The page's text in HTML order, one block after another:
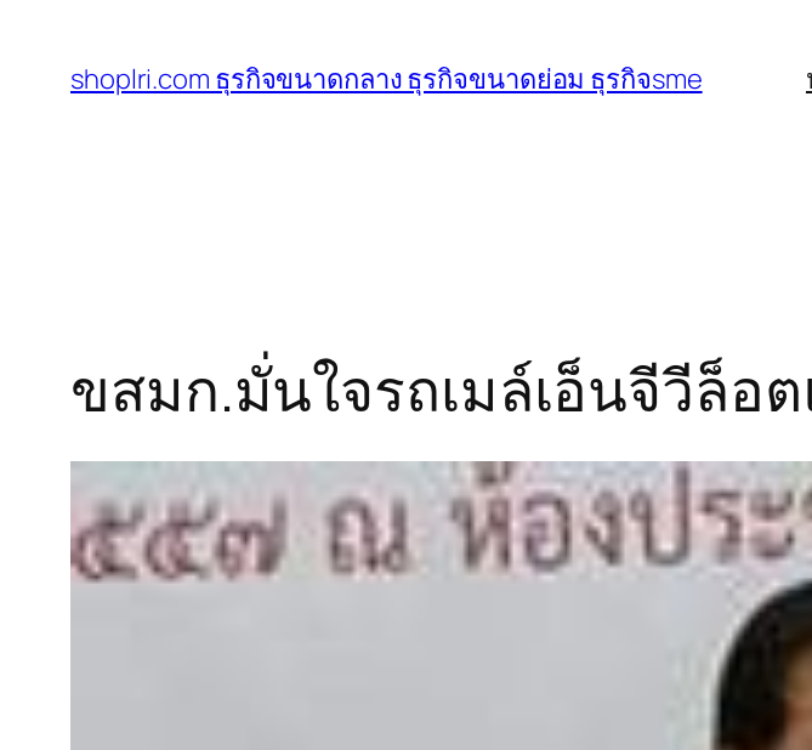
shoplri.com ธุรกิจขนาดกลาง ธุรกิจขนาดย่อม ธุรกิจsme
ขสมก.มั่นใจรถเมล์เอ็นจีวีล็อ